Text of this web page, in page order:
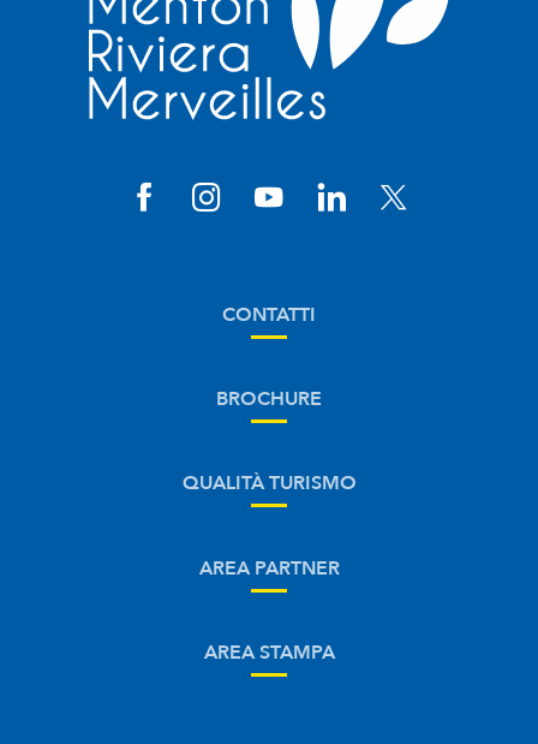
CONTATTI
BROCHURE
QUALITÀ TURISMO
AREA PARTNER
AREA STAMPA